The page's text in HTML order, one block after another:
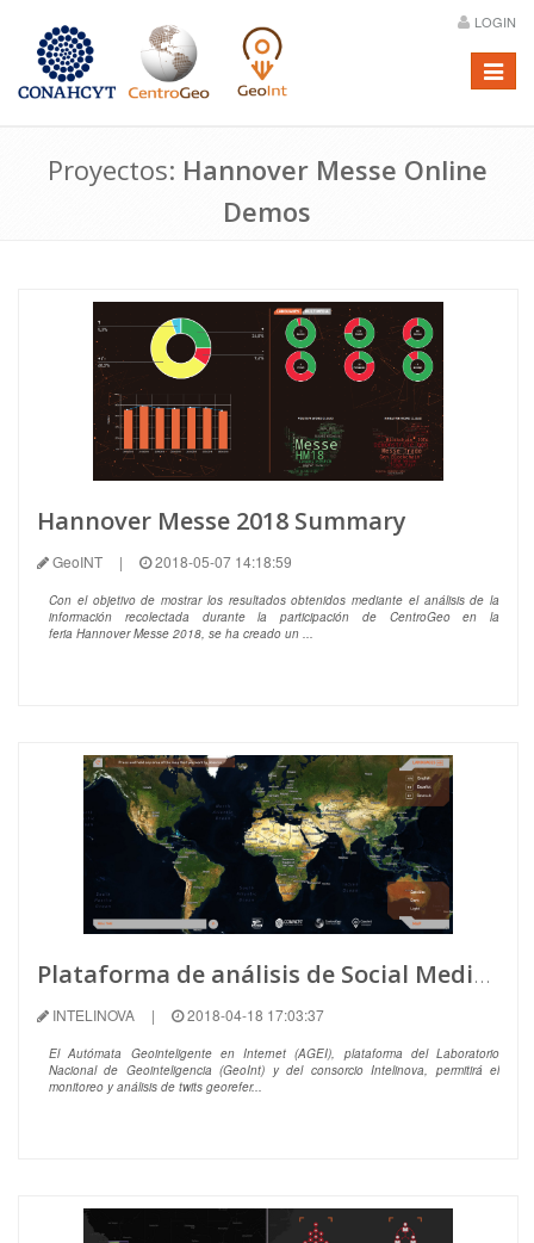
LOGIN
Menú
Proyectos: Hannover Messe Online
Demos
Hannover Messe 2018 Summary
GeoINT | 2018-05-07 14:18:59
Con el objetivo de mostrar los resultados obtenidos mediante el análisis de la
información recolectada durante la participación de CentroGeo en la
feria Hannover Messe 2018, se ha creado un ...
Plataforma de análisis de Social Media en Tiempo Real
INTELINOVA | 2018-04-18 17:03:37
El Autómata Geointeligente en Internet (AGEI), plataforma del Laboratorio
Nacional de Geointeligencia (GeoInt) y del consorcio Intelinova, permitirá el
monitoreo y análisis de twits georefer...